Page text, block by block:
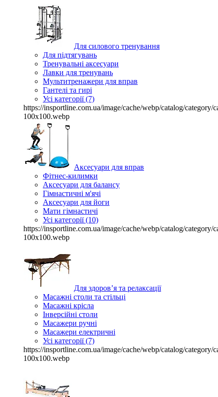
Для силового тренування
Для підтягувань
Тренувальні аксесуари
Лавки для тренувань
Мультитренажери для вправ
Гантелі та гирі
Усі категорії (7)
https://insportline.com.ua/image/cache/webp/catalog/category/
100x100.webp
Аксесуари для вправ
Фітнес-килимки
Аксесуари для балансу
Гімнастичні м'ячі
Аксесуари для йоги
Мати гімнастичі
Усі категорії (10)
https://insportline.com.ua/image/cache/webp/catalog/category/
100x100.webp
Для здоров’я та релаксації
Масажні столи та стільці
Масажні крісла
Інверсійні столи
Масажери ручні
Масажери електричні
Усі категорії (7)
https://insportline.com.ua/image/cache/webp/catalog/category/
100x100.webp